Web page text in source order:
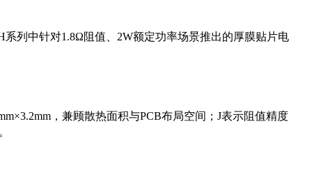
系列中针对1.8Ω阻值、2W额定功率场景推出的厚膜贴片电
，兼顾散热面积与PCB布局空间；J表示阻值精度